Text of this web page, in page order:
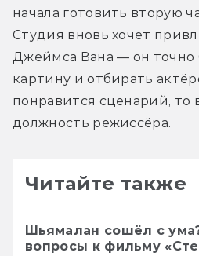
начала готовить вторую
Студия вновь хочет
Джеймса Вана — он точно
картину и отбирать
понравится сценарий, то
должность режиссёра.
Читайте также
Шьямалан сошёл с
вопросы к фильму